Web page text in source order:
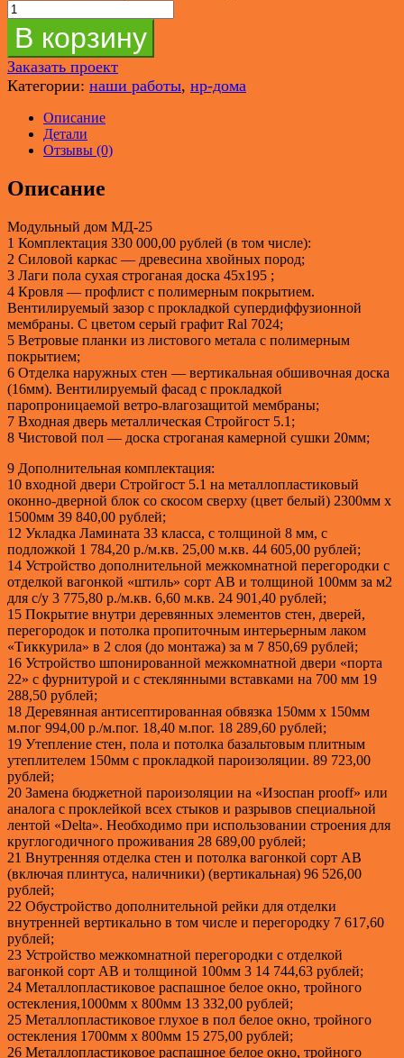
В корзину
Заказать проект
Категории: наши работы, нр-дома
Описание
Детали
Отзывы (0)
Описание
Модульный дом МД-25
1 Комплектация 330 000,00 рублей (в том числе):
2 Силовой каркас — древесина хвойных пород;
3 Лаги пола сухая строганая доска 45х195 ;
4 Кровля — профлист с полимерным покрытием.
Вентилируемый зазор с прокладкой супердиффузионной
мембраны. C цветом серый графит Ral 7024;
5 Ветровые планки из листового метала с полимерным
покрытием;
6 Отделка наружных стен — вертикальная обшивочная доска
(16мм). Вентилируемый фасад с прокладкой
паропроницаемой ветро-влагозащитой мембраны;
7 Входная дверь металлическая Стройгост 5.1;
8 Чистовой пол — доска строганая камерной сушки 20мм;
9 Дополнительная комплектация:
10 входной двери Стройгост 5.1 на металлопластиковый
оконно-дверной блок со скосом сверху (цвет белый) 2300мм х
1500мм 39 840,00 рублей;
12 Укладка Ламината 33 класса, с толщиной 8 мм, с
подложкой 1 784,20 р./м.кв. 25,00 м.кв. 44 605,00 рублей;
14 Устройство дополнительной межкомнатной перегородки с
отделкой вагонкой «штиль» сорт АВ и толщиной 100мм за м2
для с/у 3 775,80 р./м.кв. 6,60 м.кв. 24 901,40 рублей;
15 Покрытие внутри деревянных элементов стен, дверей,
перегородок и потолка пропиточным интерьерным лаком
«Тиккурила» в 2 слоя (до монтажа) за м 7 850,69 рублей;
16 Устройство шпонированной межкомнатной двери «порта
22» с фурнитурой и с стеклянными вставками на 700 мм 19
288,50 рублей;
18 Деревянная антисептированная обвязка 150мм х 150мм
м.пог 994,00 р./м.пог. 18,40 м.пог. 18 289,60 рублей;
19 Утепление стен, пола и потолка базальтовым плитным
утеплителем 150мм с прокладкой пароизоляции. 89 723,00
рублей;
20 Замена бюджетной пароизоляции на «Изоспан prooff» или
аналога с проклейкой всех стыков и разрывов специальной
лентой «Delta». Необходимо при использовании строения для
круглогодичного проживания 28 689,00 рублей;
21 Внутренняя отделка стен и потолка вагонкой сорт АВ
(включая плинтуса, наличники) (вертикальная) 96 526,00
рублей;
22 Обустройство дополнительной рейки для отделки
внутренней вертикально в том числе и перегородку 7 617,60
рублей;
23 Устройство межкомнатной перегородки с отделкой
вагонкой сорт АВ и толщиной 100мм 3 14 744,63 рублей;
24 Металлопластиковое распашное белое окно, тройного
остекления,1000мм х 800мм 13 332,00 рублей;
25 Металлопластиковое глухое в пол белое окно, тройного
остекления 1700мм х 800мм 15 275,00 рублей;
26 Металлопластиковое распашное белое окно, тройного